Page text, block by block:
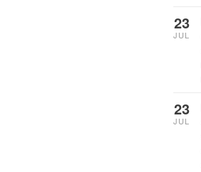
23
JUL
23
JUL